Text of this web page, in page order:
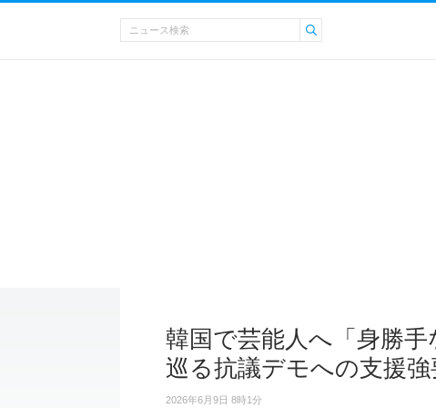
韓国で芸能人へ「身勝
巡る抗議デモへの支援強
2026年6月9日 8時1分